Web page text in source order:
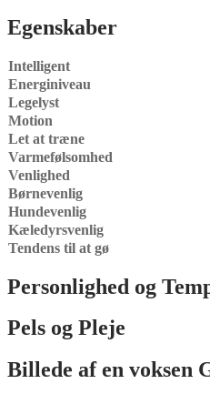
Egenskaber
Intelligent
Energiniveau
Legelyst
Motion
Let at træne
Varmefølsomhed
Venlighed
Børnevenlig
Hundevenlig
Kæledyrsvenlig
Tendens til at gø
Personlighed og
Pels og Pleje
Billede af en voksen